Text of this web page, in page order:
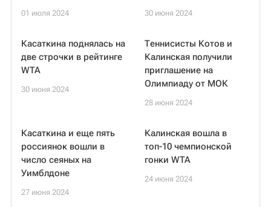
01 июля 2024 30 июня 2024
Касаткина поднялась на
две строчки в рейтинге
WTA
30 июня 2024
Теннисисты Котов и
Калинская получили
приглашение на
Олимпиаду от МОК
28 июня 2024
Касаткина и еще пять
россиянок вошли в
число сеяных на
Уимблдоне
27 июня 2024
Калинская вошла в
топ-10 чемпионской
гонки WTA
24 июня 2024